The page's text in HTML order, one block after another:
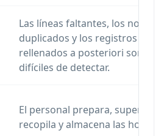
Las líneas faltantes, los
duplicados y los registros
rellenados a posteriori son
difíciles de detectar.
El personal prepara, supervisa,
recopila y almacena las hojas.